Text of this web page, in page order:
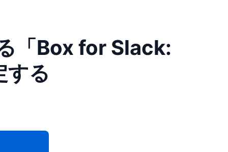
「Box for Slack:
する